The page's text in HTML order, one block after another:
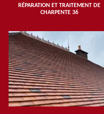
RÉPARATION ET TRAITEMENT DE
CHARPENTE 36